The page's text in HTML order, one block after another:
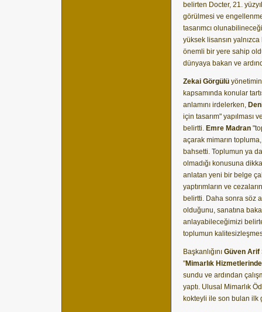
belirten Docter, 21.
görülmesi ve
tasarımcı
yüksek lisansın
önemli bir yere sahip
dünyaya bakan ve
Zekai Görgülü
kapsamında konular
anlamını irdelerken,
için tasarım" yapılması
belirtti. Emre Madran
açarak mimarın
bahsetti. Toplumun ya
olmadığı konusuna
anlatan yeni bir belge
yaptırımların ve
belirtti. Daha sonra söz
olduğunu, sanatına
anlayabileceğimizi
toplumun
Başkanlığını Güven Arif
"Mimarlık
sundu ve ardından
yaptı. Ulusal Mimarlık
kokteyli ile son bulan ilk